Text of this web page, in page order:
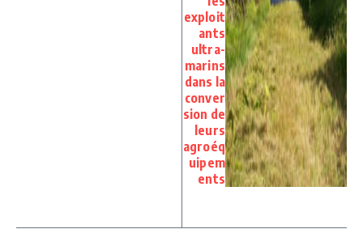
exploit
ants
ultra-
marins
dans la
conver
sion de
leurs
agroéq
uipem
ents